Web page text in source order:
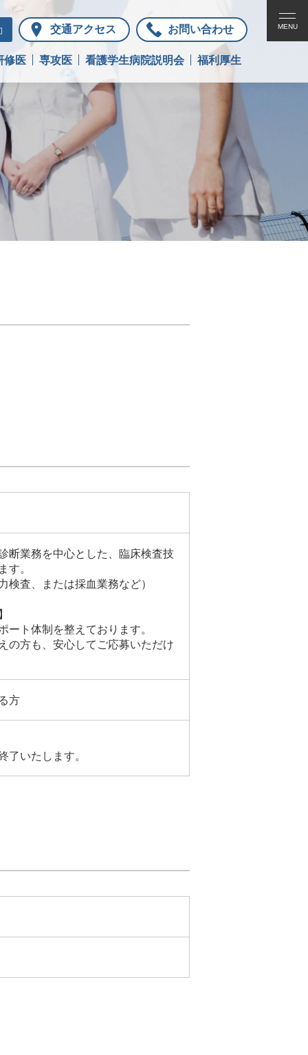
交通アクセス お問い合わせ
修医 専攻医 看護学生病院説明会 福利厚生
お知らせ
お問い合わせ
断業務を中心とした、臨床検査技
す。
検査、または採血業務など）
ート体制を整えております。
の方も、安心してご応募いただけ
方
いたします。